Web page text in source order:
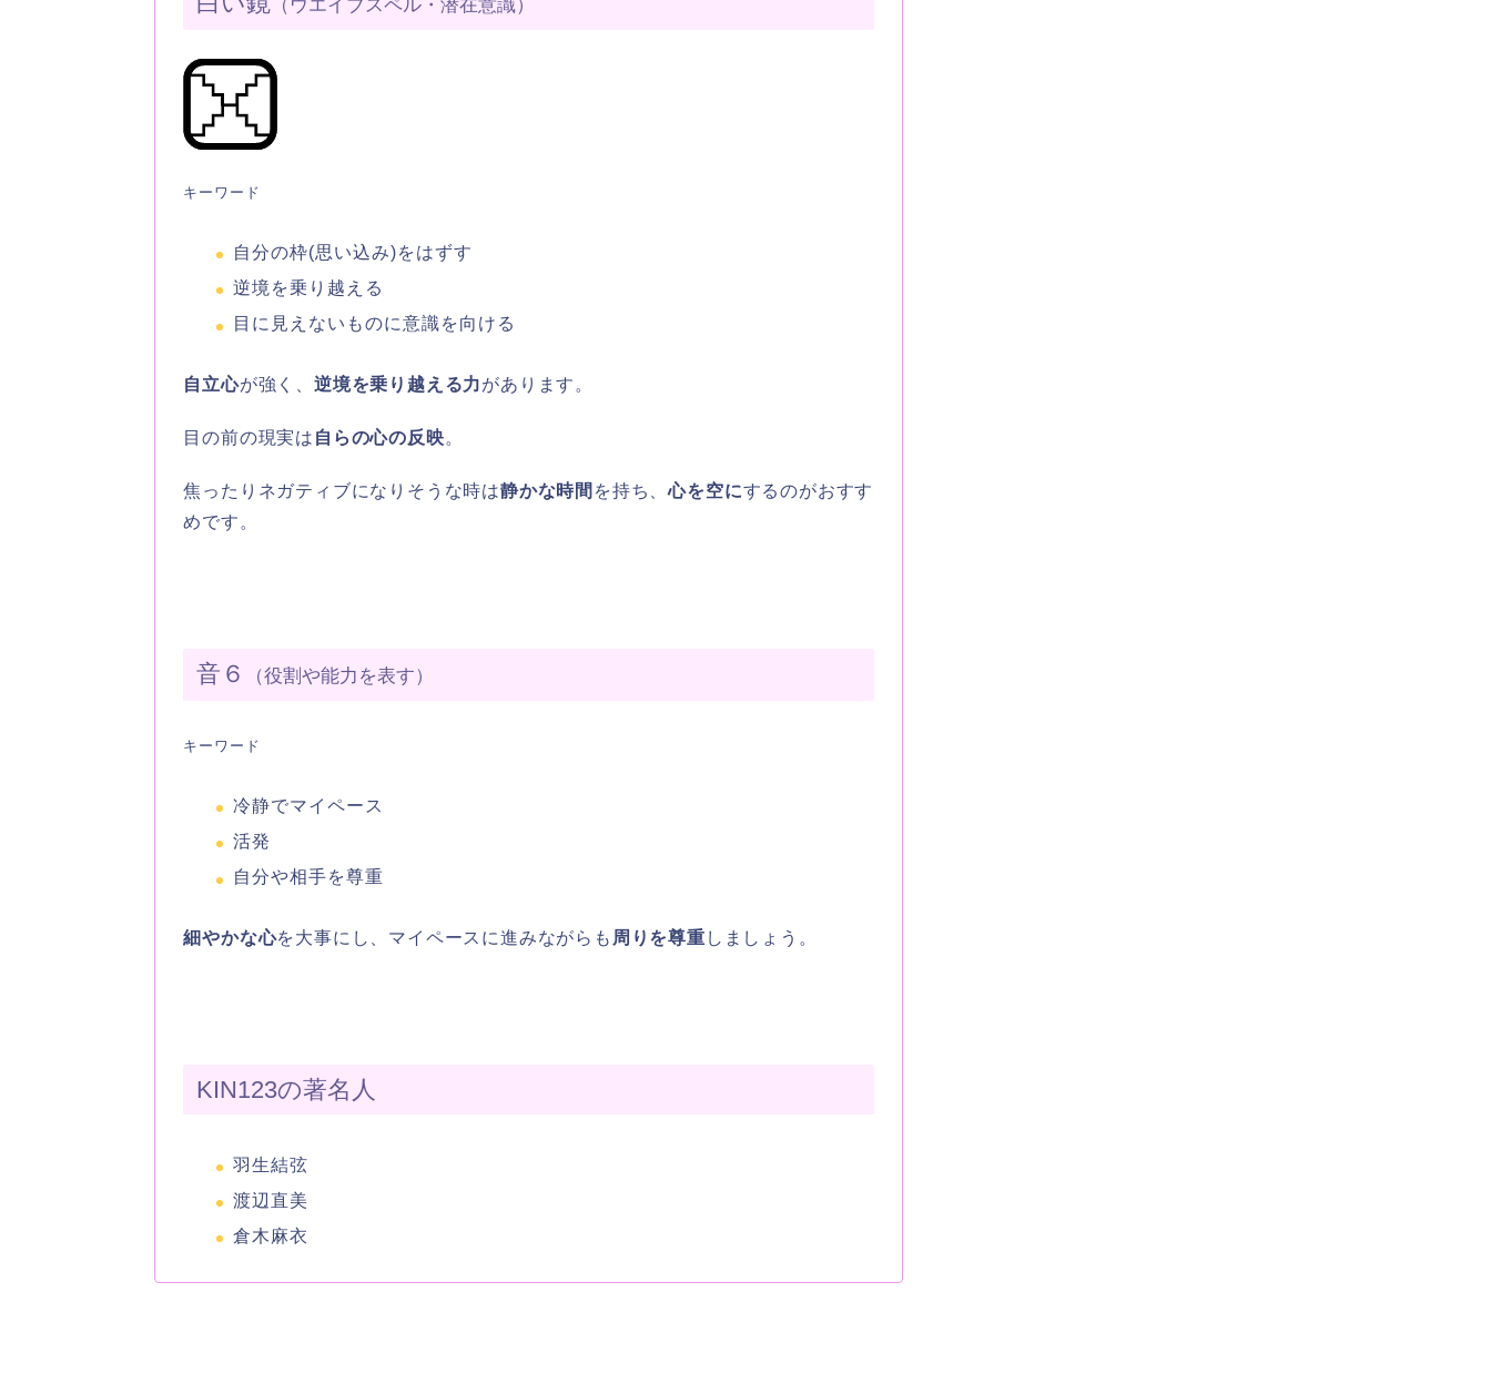
キーワード
自分の枠(思い込み)をはずす
逆境を乗り越える
目に見えないものに意識を向ける
自立心が強く、逆境を乗り越える力があります。
目の前の現実は 自らの心の反映。
焦ったりネガティブになりそうな時は静かな時間 を持ち、心を空にするのがおすす
めです。
音６ （役割や能力を表す）
キーワード
冷静でマイペース
活発
自分や相手を尊重
細やかな心を大事にし、マイペースに進みながらも 周りを尊重 しましょう。
KIN123の著名人
羽生結弦
渡辺直美
倉木麻衣